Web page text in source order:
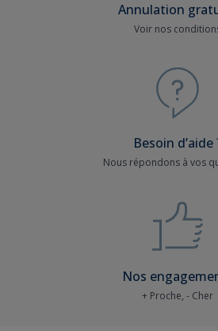
Annulation
Voir nos
Besoin d’aide
Nous répondons à vos
Nos
+ Proche, - Cher